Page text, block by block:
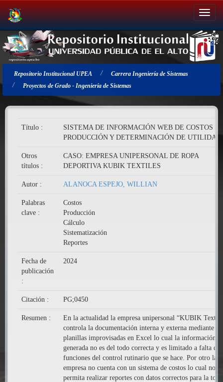
Salir
de
la
navegación
Repositorio Institucional UPEA
Carrera Ingeniería de Sistemas
Proyectos de Grado - Ingeniería de Sistemas
Título :
SISTEMA DE INFORMACIÓN WEB DE COSTOS
PRODUCCIÓN Y DETERMINACIÓN DE
Otros
títulos :
CASO: EMPRESA UNIPERSONAL DE ROPA
DEPORTIVA KUBIK TEXTILES
Autor : ALANOCA ESPEJO, WILLIAN
Palabras
clave :
Costos
Producción
Cálculo
Sistematización
Reportes
Fecha de
publicación
:
2024
Citación : PG;0450
Resumen :
En la actualidad la empresa unipersonal “KUBIK
controla la documentación interna y externa mediante
planillas improvisadas en Excel lo cual la información
generada no es del todo correcta y es limitado a falta de
funciones del control rutinario que se hace. Por otro
empresa no cuenta con un sistema de costos lo cual nos
permita realizar reportes con datos correctos para la